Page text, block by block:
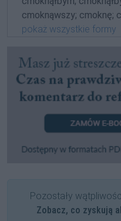
cmoknąwszy; cmoknę;
pokaż wszystkie formy
Pozostały
Zobacz, co zyskują